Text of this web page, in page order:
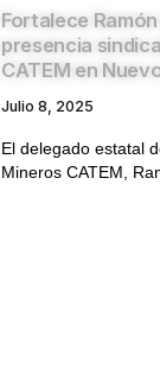
Fortalece
presencia
CATEM en
Julio 8, 2025
El delegado estatal
Mineros CATEM,